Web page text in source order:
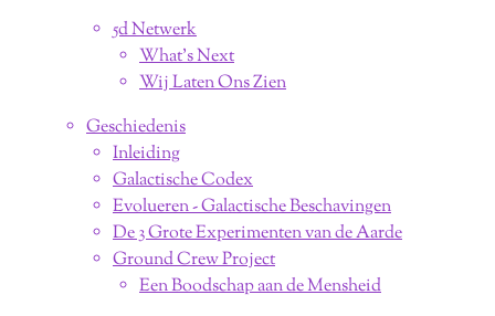
5d Netwerk
What's Next
Wij Laten Ons Zien
Geschiedenis
Inleiding
Galactische Codex
Evolueren - Galactische Beschavingen
De 3 Grote Experimenten van de Aarde
Ground Crew Project
Een Boodschap aan de Mensheid